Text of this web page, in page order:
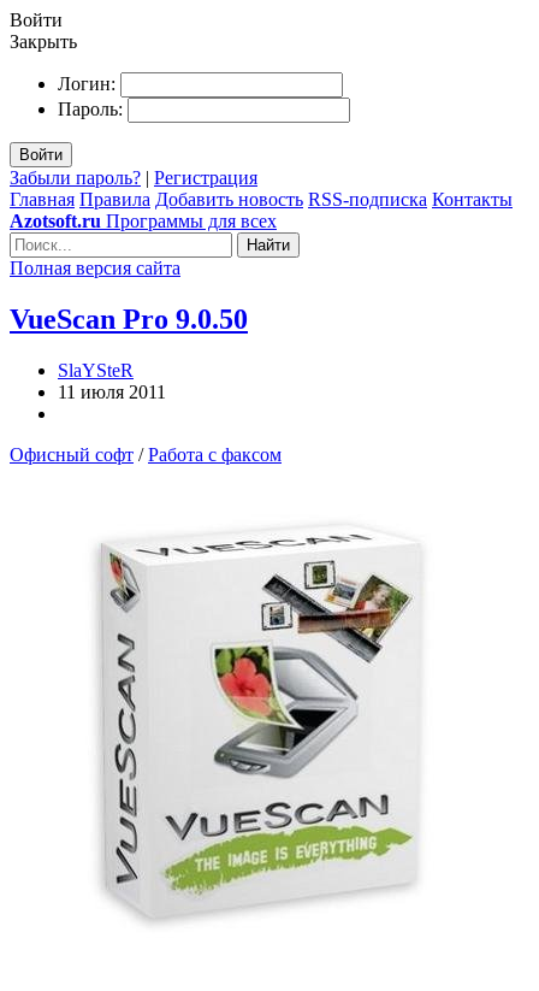
Войти
Закрыть
Логин:
Пароль:
Войти
Забыли пароль? | Регистрация
Главная Правила Добавить новость RSS-подписка Контакты
Azotsoft.ru Программы для всех
Найти
Полная версия сайта
VueScan Pro 9.0.50
SlaYSteR
11 июля 2011
Офисный софт /Работа с факсом